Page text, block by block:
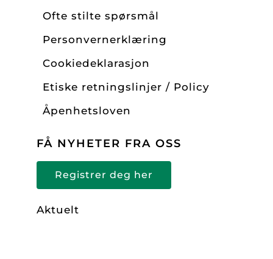
Ofte stilte spørsmål
Personvernerklæring
Cookiedeklarasjon
Etiske retningslinjer / Policy
Åpenhetsloven
FÅ NYHETER FRA OSS
Registrer deg her
Aktuelt